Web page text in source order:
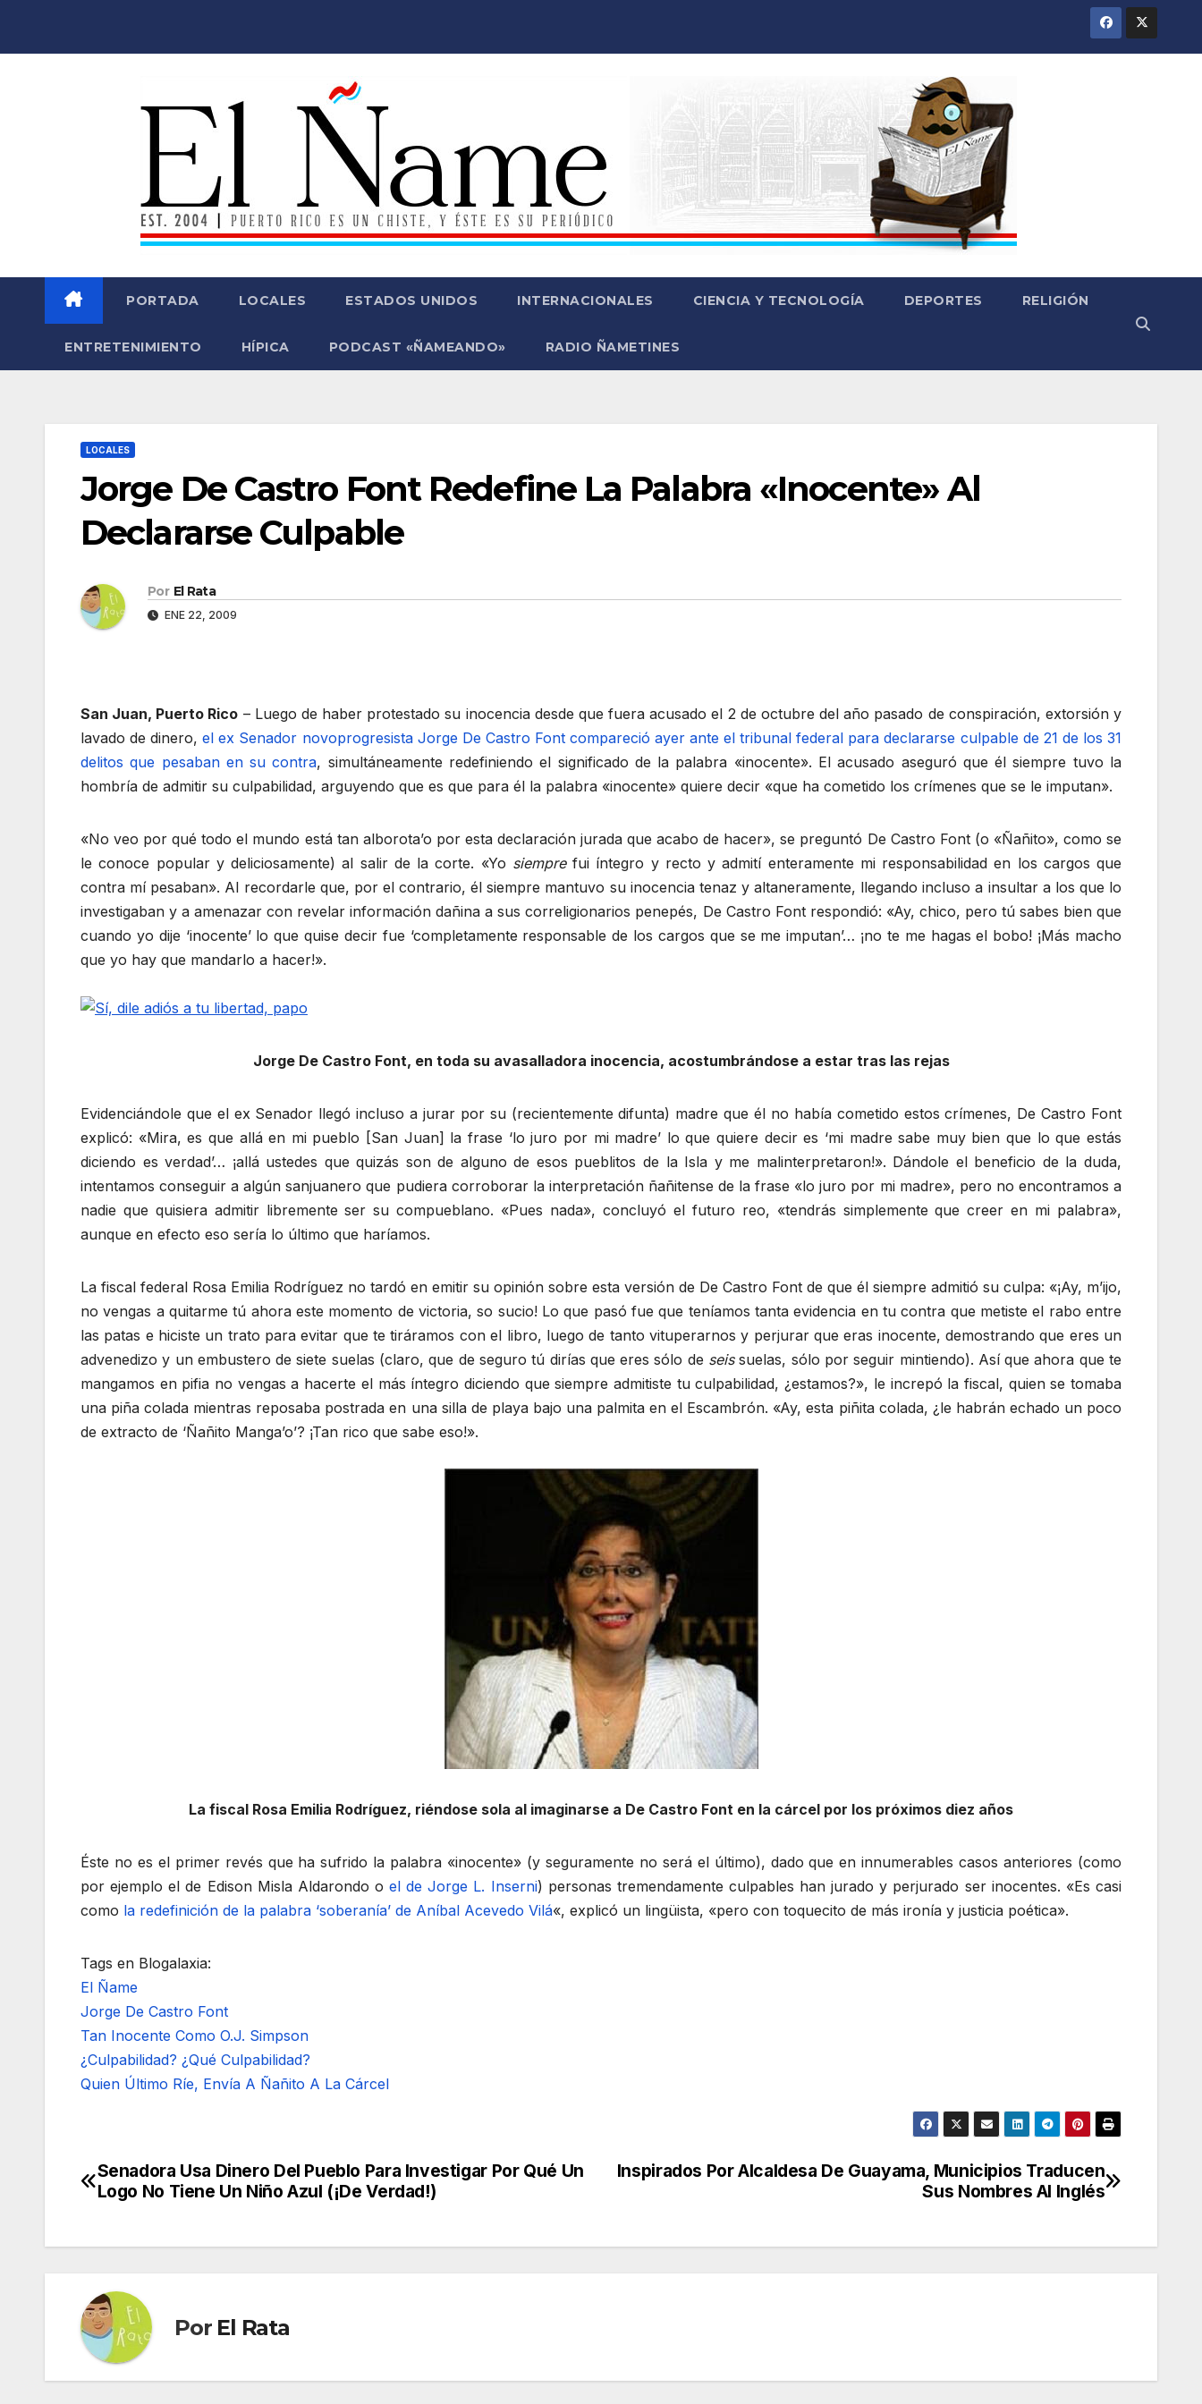
PORTADA LOCALES ESTADOS UNIDOS INTERNACIONALES CIENCIA Y TECNOLOGÍA DEPORTES RELIGIÓN
ENTRETENIMIENTO HÍPICA PODCAST «ÑAMEANDO» RADIO ÑAMETINES
LOCALES
Jorge De Castro Font Redefine La Palabra «Inocente» Al
Declararse Culpable
Por El Rata
ENE 22, 2009
San Juan, Puerto Rico – Luego de haber protestado su inocencia desde que fuera acusado el 2 de octubre del año pasado de conspiración, extorsión y
lavado de dinero,el ex Senador novoprogresista Jorge De Castro Font compareció ayer ante el tribunal federal para declararse culpable de 21 de los 31
delitos que pesaban en su contra, simultáneamente redefiniendo el significado de la palabra «inocente». El acusado aseguró que él siempre tuvo la
hombría de admitir su culpabilidad, arguyendo que es que para él la palabra «inocente» quiere decir «que ha cometido los crímenes que se le imputan».
«No veo por qué todo el mundo está tan alborota’o por esta declaración jurada que acabo de hacer», se preguntó De Castro Font (o «Ñañito», como se
le conoce popular y deliciosamente) al salir de la corte. «Yo siemprefui íntegro y recto y admití enteramente mi responsabilidad en los cargos que
contra mí pesaban». Al recordarle que, por el contrario, él siempre mantuvo su inocencia tenaz y altaneramente, llegando incluso a insultar a los que lo
investigaban y a amenazar con revelar información dañina a sus correligionarios penepés, De Castro Font respondió: «Ay, chico, pero tú sabes bien que
cuando yo dije ‘inocente’ lo que quise decir fue ‘completamente responsable de los cargos que se me imputan’… ¡no te me hagas el bobo! ¡Más macho
que yo hay que mandarlo a hacer!».
Jorge De Castro Font, en toda su avasalladora inocencia, acostumbrándose a estar tras las rejas
Evidenciándole que el ex Senador llegó incluso a jurar por su (recientemente difunta) madre que él no había cometido estos crímenes, De Castro Font
explicó: «Mira, es que allá en mi pueblo [San Juan] la frase ‘lo juro por mi madre’ lo que quiere decir es ‘mi madre sabe muy bien que lo que estás
diciendo es verdad’… ¡allá ustedes que quizás son de alguno de esos pueblitos de la Isla y me malinterpretaron!». Dándole el beneficio de la duda,
intentamos conseguir a algún sanjuanero que pudiera corroborar la interpretación ñañitense de la frase «lo juro por mi madre», pero no encontramos a
nadie que quisiera admitir libremente ser su compueblano. «Pues nada», concluyó el futuro reo, «tendrás simplemente que creer en mi palabra»,
aunque en efecto eso sería lo último que haríamos.
La fiscal federal Rosa Emilia Rodríguez no tardó en emitir su opinión sobre esta versión de De Castro Font de que él siempre admitió su culpa: «¡Ay, m’ijo,
no vengas a quitarme tú ahora este momento de victoria, so sucio! Lo que pasó fue que teníamos tanta evidencia en tu contra que metiste el rabo entre
las patas e hiciste un trato para evitar que te tiráramos con el libro, luego de tanto vituperarnos y perjurar que eras inocente, demostrando que eres un
advenedizo y un embustero de siete suelas (claro, que de seguro tú dirías que eres sólo de seissuelas, sólo por seguir mintiendo). Así que ahora que te
mangamos en pifia no vengas a hacerte el más íntegro diciendo que siempre admitiste tu culpabilidad, ¿estamos?», le increpó la fiscal, quien se tomaba
una piña colada mientras reposaba postrada en una silla de playa bajo una palmita en el Escambrón. «Ay, esta piñita colada, ¿le habrán echado un poco
de extracto de ‘Ñañito Manga’o’? ¡Tan rico que sabe eso!».
La fiscal Rosa Emilia Rodríguez, riéndose sola al imaginarse a De Castro Font en la cárcel por los próximos diez años
Éste no es el primer revés que ha sufrido la palabra «inocente» (y seguramente no será el último), dado que en innumerables casos anteriores (como
por ejemplo el de Edison Misla Aldarondo oel de Jorge L. Inserni) personas tremendamente culpables han jurado y perjurado ser inocentes. «Es casi
como la redefinición de la palabra ‘soberanía’ de Aníbal Acevedo Vilá«, explicó un lingüista, «pero con toquecito de más ironía y justicia poética».
Tags en Blogalaxia:
El Ñame
Jorge De Castro Font
Tan Inocente Como O.J. Simpson
¿Culpabilidad? ¿Qué Culpabilidad?
Quien Último Ríe, Envía A Ñañito A La Cárcel
Navegación
entradas
Inspirados Por Alcaldesa De Guayama, Municipios Traducen
Sus Nombres Al Inglés
Senadora Usa Dinero Del Pueblo Para Investigar Por Qué Un
Logo No Tiene Un Niño Azul (¡De Verdad!)
Por El Rata